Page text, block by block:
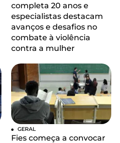
completa 20 anos e
especialistas destacam
avanços e desafios no
combate à violência
contra a mulher
GERAL
Fies começa a convocar